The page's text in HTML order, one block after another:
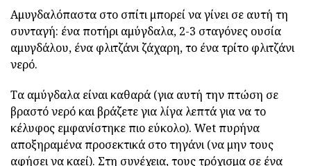
Αμυγδαλόπαστα στο σπίτι μπορεί να γίνει σε αυτή τη
συνταγή: ένα ποτήρι αμύγδαλα, 2-3 σταγόνες ουσία
αμυγδάλου, ένα φλιτζάνι ζάχαρη, το ένα τρίτο φλιτζάνι
νερό.
Τα αμύγδαλα είναι καθαρά (για αυτή την πτώση σε
βραστό νερό και βράζετε για λίγα λεπτά για να το
κέλυφος εμφανίστηκε πιο εύκολο). Wet πυρήνα
αποξηραμένα προσεκτικά στο τηγάνι (να μην τους
αφήσει να καεί). Στη συνέχεια, τους τρόχισμα σε ένα